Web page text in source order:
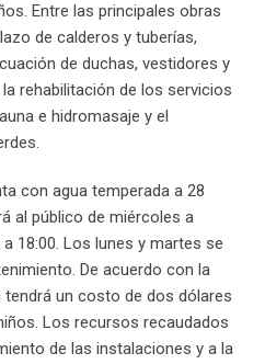
Entre las principales obras
de calderos y tuberías,
de duchas, vestidores y
rehabilitación de los servicios
e hidromasaje y el
con agua temperada a 28
al público de miércoles a
18:00. Los lunes y martes se
De acuerdo con la
un costo de dos dólares
Los recursos recaudados
de las instalaciones y a la